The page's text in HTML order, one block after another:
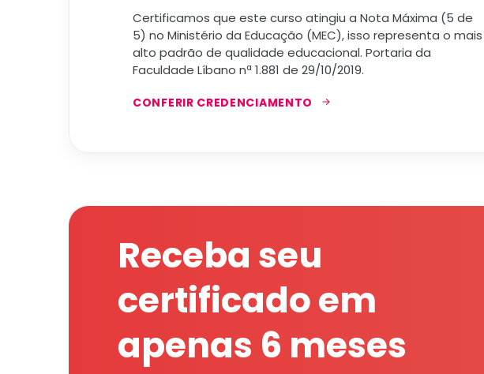
Certificamos que este curso atingiu a Nota Máxima (5 de
5) no Ministério da Educação (MEC), isso representa o mais
alto padrão de qualidade educacional. Portaria da
Faculdade Líbano nª 1.881 de 29/10/2019.
CONFERIR CREDENCIAMENTO
Receba seu
certificado em
apenas 6 meses